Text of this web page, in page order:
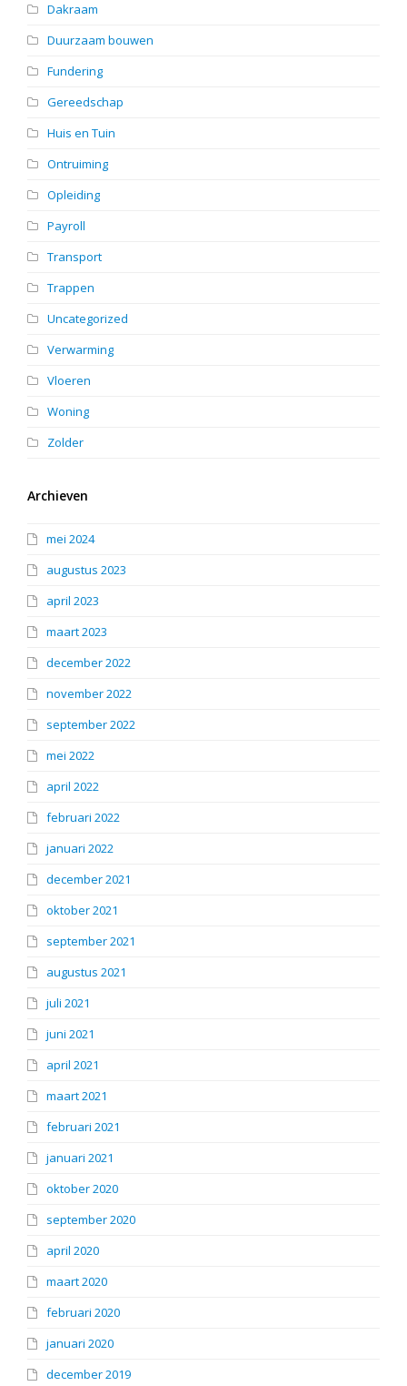
Dakraam
Duurzaam bouwen
Fundering
Gereedschap
Huis en Tuin
Ontruiming
Opleiding
Payroll
Transport
Trappen
Uncategorized
Verwarming
Vloeren
Woning
Zolder
Archieven
mei 2024
augustus 2023
april 2023
maart 2023
december 2022
november 2022
september 2022
mei 2022
april 2022
februari 2022
januari 2022
december 2021
oktober 2021
september 2021
augustus 2021
juli 2021
juni 2021
april 2021
maart 2021
februari 2021
januari 2021
oktober 2020
september 2020
april 2020
maart 2020
februari 2020
januari 2020
december 2019